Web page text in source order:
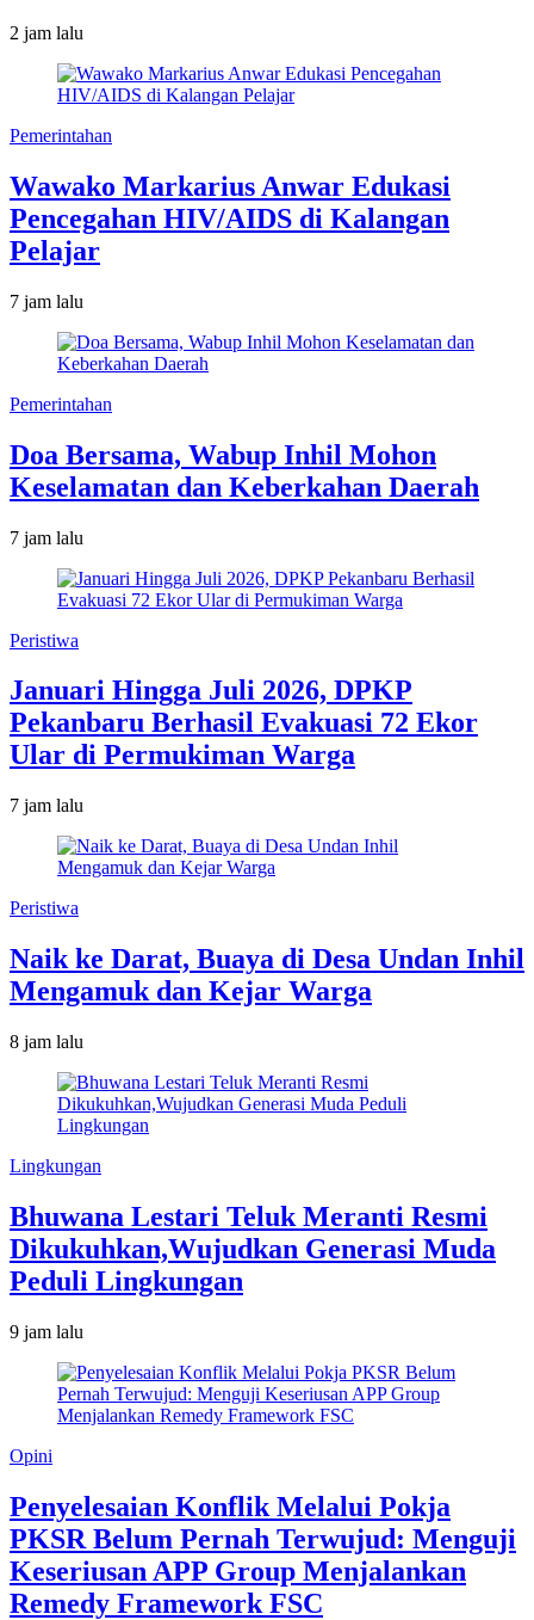
2 jam lalu
Pemerintahan
Wawako Markarius Anwar Edukasi
Pencegahan HIV/AIDS di Kalangan
Pelajar
7 jam lalu
Pemerintahan
Doa Bersama, Wabup Inhil Mohon
Keselamatan dan Keberkahan Daerah
7 jam lalu
Peristiwa
Januari Hingga Juli 2026, DPKP
Pekanbaru Berhasil Evakuasi 72 Ekor
Ular di Permukiman Warga
7 jam lalu
Peristiwa
Naik ke Darat, Buaya di Desa Undan Inhil
Mengamuk dan Kejar Warga
8 jam lalu
Lingkungan
Bhuwana Lestari Teluk Meranti Resmi
Dikukuhkan,Wujudkan Generasi Muda
Peduli Lingkungan
9 jam lalu
Opini
Penyelesaian Konflik Melalui Pokja
PKSR Belum Pernah Terwujud: Menguji
Keseriusan APP Group Menjalankan
Remedy Framework FSC